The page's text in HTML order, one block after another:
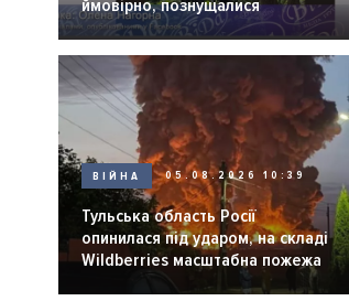
ймовірно, познущалися
ВІЙНА 05.08.2026 10:39
Тульська область Росії
опинилася під ударом, на складі
Wildberries масштабна пожежа